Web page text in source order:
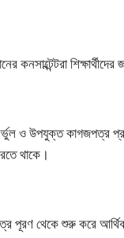
কনসাল্টেন্টরা
ও উপযুক্ত কাগজপত্র
থাকে।
পূরণ থেকে শুরু করে